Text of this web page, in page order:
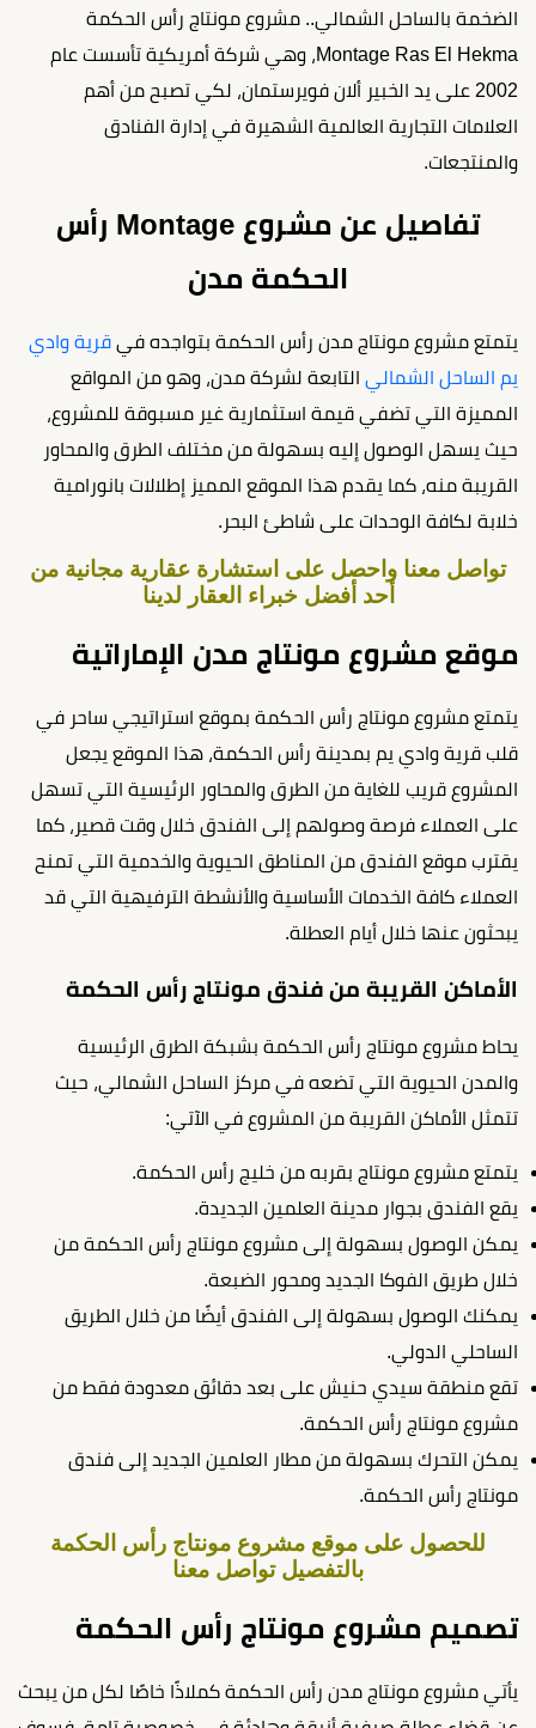
الضخمة بالساحل الشمالي.. مشروع مونتاج رأس الحكمة
Montage Ras El Hekma، وهي شركة أمريكية تأسست عام
2002 على يد الخبير ألان فويرستمان، لكي تصبح من أهم
العلامات التجارية العالمية الشهيرة في إدارة الفنادق
والمنتجعات.
تفاصيل عن مشروع Montage رأس
الحكمة مدن
يتمتع مشروع مونتاج مدن رأس الحكمة بتواجده في قرية وادي
يم الساحل الشمالي التابعة لشركة مدن، وهو من المواقع
المميزة التي تضفي قيمة استثمارية غير مسبوقة للمشروع،
حيث يسهل الوصول إليه بسهولة من مختلف الطرق والمحاور
القريبة منه، كما يقدم هذا الموقع المميز إطلالات بانورامية
خلابة لكافة الوحدات على شاطئ البحر.
تواصل معنا واحصل على استشارة عقارية مجانية من
أحد أفضل خبراء العقار لدينا
موقع مشروع مونتاج مدن الإماراتية
يتمتع مشروع مونتاج رأس الحكمة بموقع استراتيجي ساحر في
قلب قرية وادي يم بمدينة رأس الحكمة، هذا الموقع يجعل
المشروع قريب للغاية من الطرق والمحاور الرئيسية التي تسهل
على العملاء فرصة وصولهم إلى الفندق خلال وقت قصير، كما
يقترب موقع الفندق من المناطق الحيوية والخدمية التي تمنح
العملاء كافة الخدمات الأساسية والأنشطة الترفيهية التي قد
يبحثون عنها خلال أيام العطلة.
الأماكن القريبة من فندق مونتاج رأس الحكمة
يحاط مشروع مونتاج رأس الحكمة بشبكة الطرق الرئيسية
والمدن الحيوية التي تضعه في مركز الساحل الشمالي، حيث
تتمثل الأماكن القريبة من المشروع في الآتي:
يتمتع مشروع مونتاج بقربه من خليج رأس الحكمة.
يقع الفندق بجوار مدينة العلمين الجديدة.
يمكن الوصول بسهولة إلى مشروع مونتاج رأس الحكمة من
خلال طريق الفوكا الجديد ومحور الضبعة.
يمكنك الوصول بسهولة إلى الفندق أيضًا من خلال الطريق
الساحلي الدولي.
تقع منطقة سيدي حنيش على بعد دقائق معدودة فقط من
مشروع مونتاج رأس الحكمة.
يمكن التحرك بسهولة من مطار العلمين الجديد إلى فندق
مونتاج رأس الحكمة.
للحصول على موقع مشروع مونتاج رأس الحكمة
بالتفصيل تواصل معنا
تصميم مشروع مونتاج رأس الحكمة
يأتي مشروع مونتاج مدن رأس الحكمة كملاذًا خاصًا لكل من يبحث